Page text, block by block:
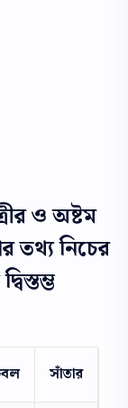
ও অষ্টম
তথ্য নিচের
সাঁতার